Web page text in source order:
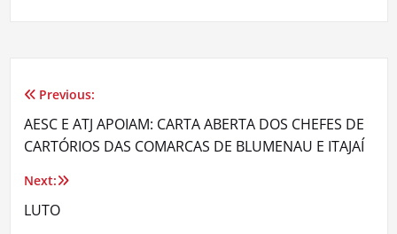
Navegação
de
Post
Previous:
AESC E ATJ APOIAM: CARTA ABERTA DOS CHEFES DE
CARTÓRIOS DAS COMARCAS DE BLUMENAU E ITAJAÍ
Next:
LUTO